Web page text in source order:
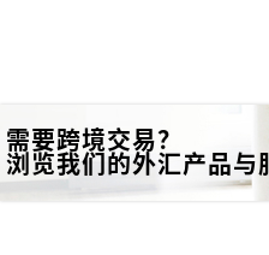
需要跨境交易？
浏览我们的外汇产品与